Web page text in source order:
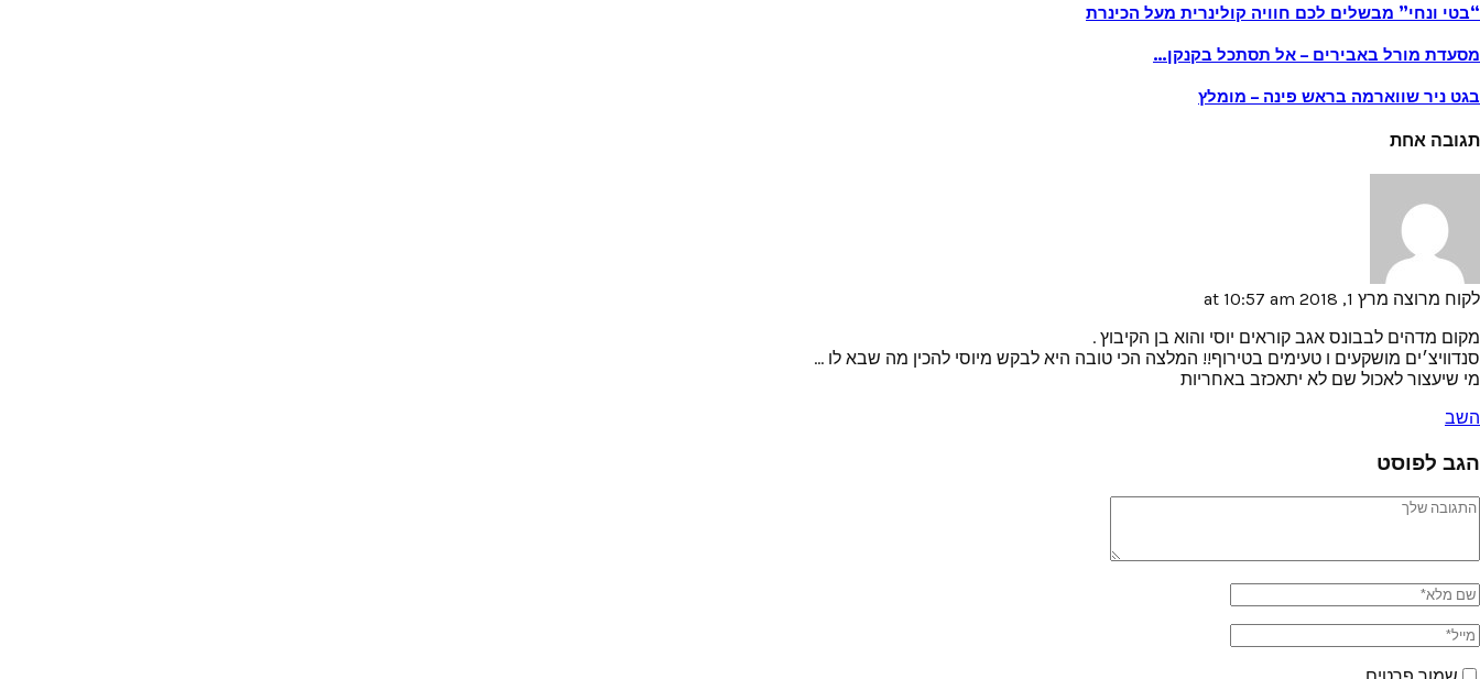
“בטי ונחי” מבשלים לכם חוויה קולינרית מעל הכינרת
מסעדת מורל באבירים – אל תסתכל בקנקן…
בגט ניר שווארמה בראש פינה – מומלץ
תגובה אחת
לקוח מרוצה מרץ 1, 2018 at 10:57 am
מקום מדהים לבבונס אגב קוראים יוסי והוא בן הקיבוץ .
סנדוויצ׳ים מושקעים ו טעימים בטירוף!! המלצה הכי טובה היא לבקש מיוסי להכין מה שבא לו …
מי שיעצור לאכול שם לא יתאכזב באחריות
השב
הגב לפוסט